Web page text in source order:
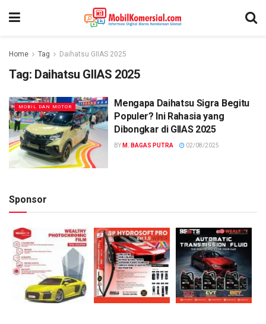
Home Tag Daihatsu GIIAS 2025
Tag: Daihatsu GIIAS 2025
MOBIL DAN MOTOR
Mengapa Daihatsu Sigra Begitu
Populer? Ini Rahasia yang
Dibongkar di GIIAS 2025
BY M. BAGAS PUTRA 02/08/2025
Sponsor